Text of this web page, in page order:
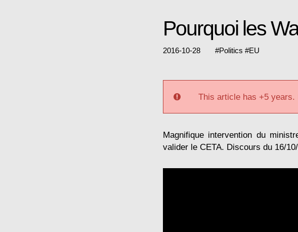
Pourquoi les
2016-10-28 #Politics #EU
This article has +5 years.
Magnifique intervention du
valider le CETA. Discours du 16/